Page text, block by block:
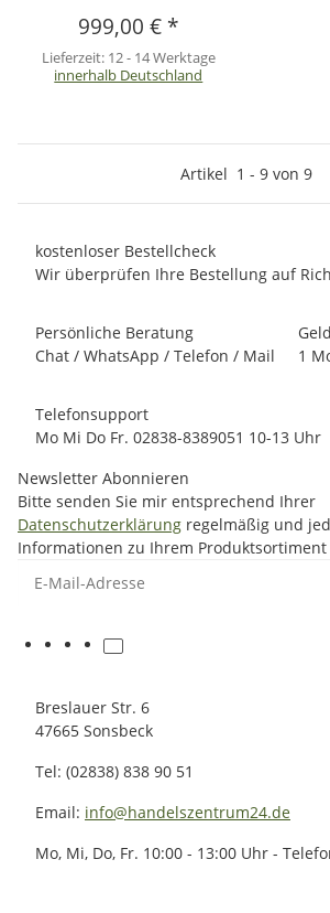
999,00 € *
Lieferzeit: 12 - 14 Werktage
innerhalb Deutschland
Artikel 1 - 9 von 9
kostenloser Bestellcheck
Wir überprüfen Ihre Bestellung auf
Persönliche Beratung
Chat / WhatsApp / Telefon / Mail
1
Telefonsupport
Mo Mi Do Fr. 02838-8389051 10-13 Uhr
Newsletter Abonnieren
Bitte senden Sie mir entsprechend Ihrer
Datenschutzerklärung regelmäßig und
Informationen zu Ihrem Produktsortiment
Breslauer Str. 6
47665 Sonsbeck
Tel: (02838) 838 90 51
Email: info@handelszentrum24.de
Mo, Mi, Do, Fr. 10:00 - 13:00 Uhr -